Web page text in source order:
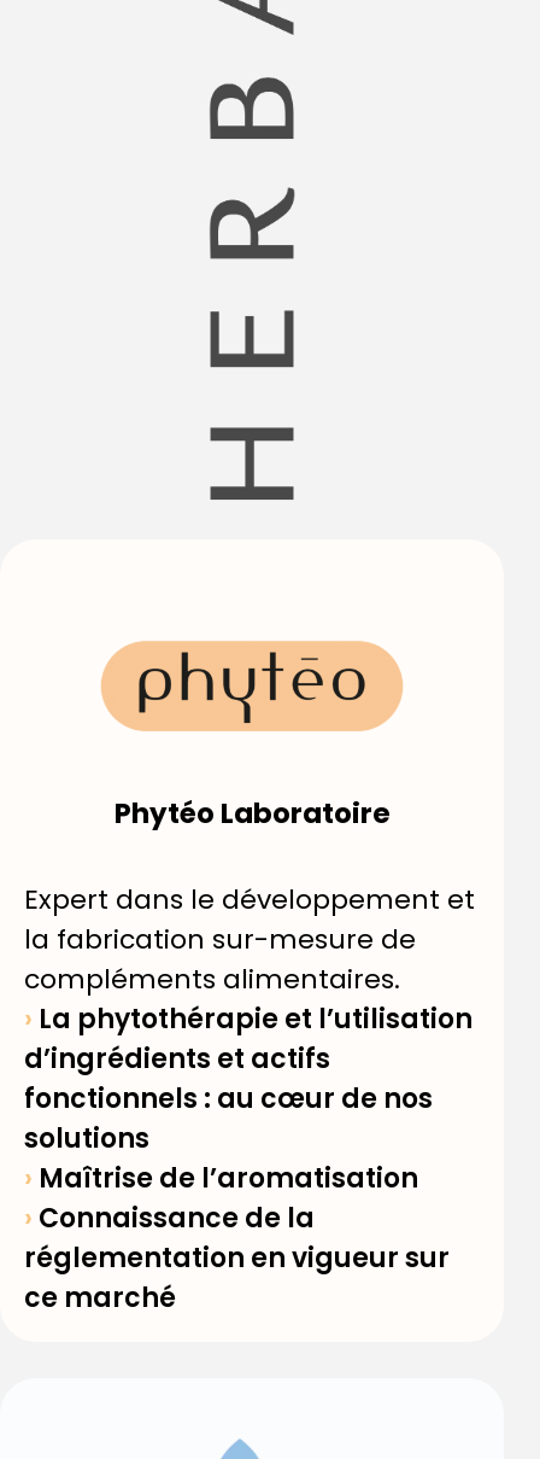
Phytéo Laboratoire
Expert dans le développement et
la fabrication sur-mesure de
compléments alimentaires.
› La phytothérapie et l’utilisation
d’ingrédients et actifs
fonctionnels : au cœur de nos
solutions
› Maîtrise de l’aromatisation
› Connaissance de la
réglementation en vigueur sur
ce marché